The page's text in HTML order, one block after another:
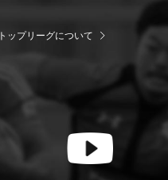
トップリーグについて